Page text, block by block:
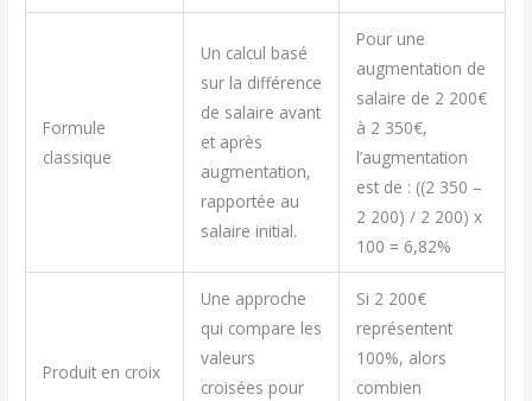
Formule
classique
Un calcul basé
sur la différence
de salaire avant
et après
augmentation,
rapportée au
salaire initial.
Pour une
augmentation de
salaire de 2 200€
à 2 350€,
l’augmentation
est de : ((2 350 –
2 200) / 2 200) x
100 = 6,82%
Produit en croix
Une approche
qui compare les
valeurs
croisées pour
Si 2 200€
représentent
100%, alors
combien